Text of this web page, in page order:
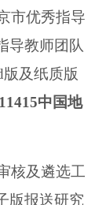
市优秀指导
导教师团队
及纸质版
11415中国地
核及遴选工
版报送研究